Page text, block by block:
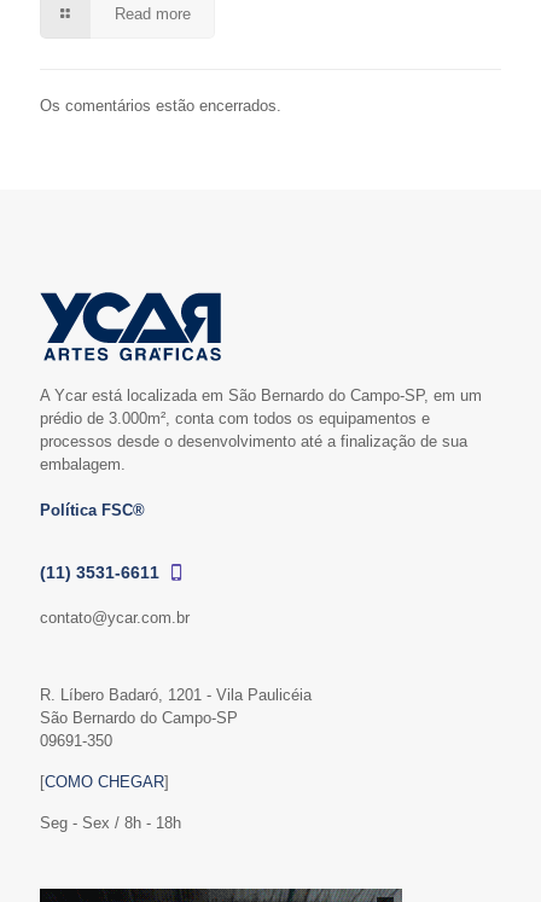
Read more
Os comentários estão encerrados.
A Ycar está localizada em São Bernardo do Campo-SP, em um
prédio de 3.000m², conta com todos os equipamentos e
processos desde o desenvolvimento até a finalização de sua
embalagem.
Política FSC®
(11) 3531-6611
contato@ycar.com.br
R. Líbero Badaró, 1201 - Vila Paulicéia
São Bernardo do Campo-SP
09691-350
[COMO CHEGAR]
Seg - Sex / 8h - 18h